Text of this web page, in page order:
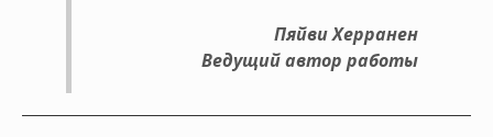
Пяйви Херранен
Ведущий автор работы